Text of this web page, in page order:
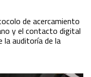
de acercamiento
y el contacto digital
la auditoría de la